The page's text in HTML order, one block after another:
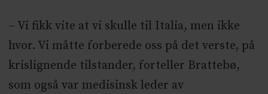
– Vi fikk vite at vi skulle til Italia, men ikke
hvor. Vi måtte forberede oss på det verste, på
krislignende tilstander, forteller Brattebø,
som også var medisinsk leder av